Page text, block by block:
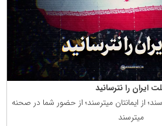
ایران را نترسانید
از ایمانتان میترسند؛ از حضور شما در صحنه
میترسند